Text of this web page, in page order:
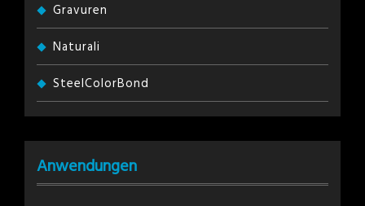
Gravuren
Naturali
SteelColorBond
Anwendungen